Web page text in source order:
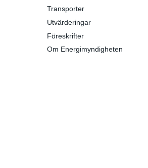
Transporter
Utvärderingar
Föreskrifter
Om Energimyndigheten